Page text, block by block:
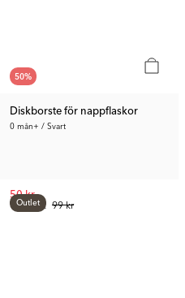
50%
Diskborste för nappflaskor
0 mån+ / Svart
Tid. Pris: 99 kr
50 kr
Outlet